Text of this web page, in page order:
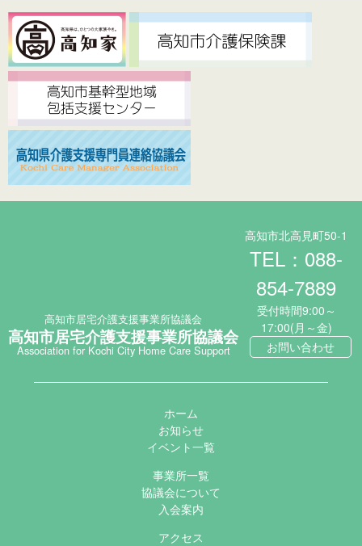
高知市居宅介護支援事業所協議会
高知市居宅介護支援事業所協議会
Association for Kochi City Home Care Support
高知市北高見町50-1
TEL：088-
854-7889
受付時間9:00～
17:00(月～金)
お問い合わせ
ホーム
お知らせ
イベント一覧
事業所一覧
協議会について
入会案内
アクセス